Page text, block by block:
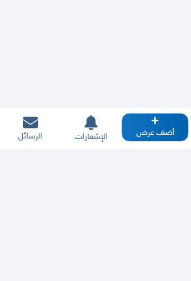
أضف عرض الإشعارات الرسائل